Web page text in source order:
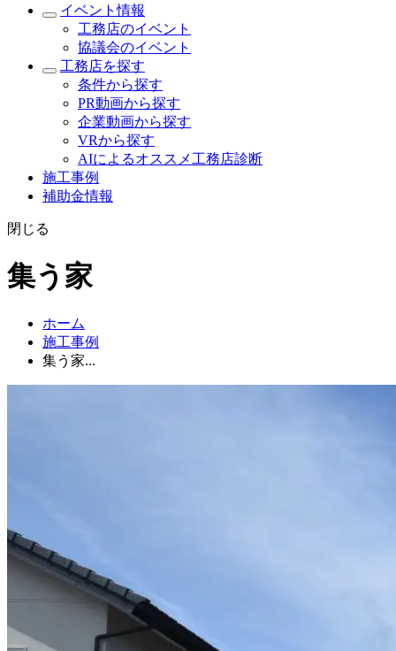
イベント情報
工務店のイベント
協議会のイベント
工務店を探す
条件から探す
PR動画から探す
企業動画から探す
VRから探す
AIによるオススメ工務店診断
施工事例
補助金情報
閉じる
集う家
ホーム
施工事例
集う家...